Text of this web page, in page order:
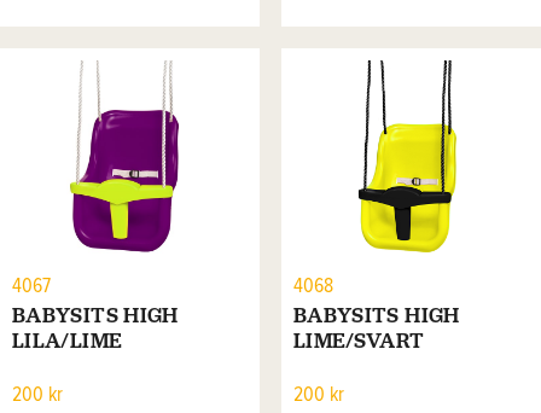
4067
BABYSITS HIGH
LILA/LIME
200 kr
4068
BABYSITS HIGH
LIME/SVART
200 kr